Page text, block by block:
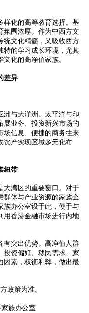
化的高等教育选择。基
氛围浓厚。作为中西方文
统文化精髓，又吸收西方
特的学习成长环境，尤其
化的高净值家族。
差异
与大洋洲、太平洋与印
展业务、投资新兴市场的
场信息、便捷的商务往来
资产实现区域多元化布
纽带
湾区的重要窗口。对于
群体与产业资源的家族企
族办公室设于此，便于与
用香港金融市场进行内地
突出优势。高净值人群
投资偏好、移民需求、家
因素，权衡利弊，做出最
政策为准。